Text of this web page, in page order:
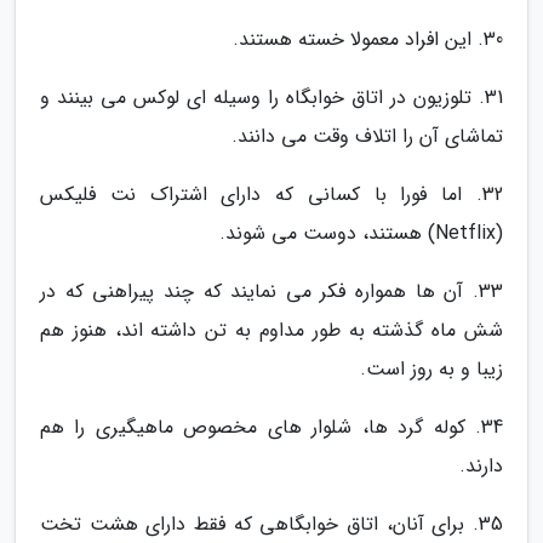
30. این افراد معمولا خسته هستند.
31. تلوزیون در اتاق خوابگاه را وسیله ای لوکس می بینند و
تماشای آن را اتلاف وقت می دانند.
32. اما فورا با کسانی که دارای اشتراک نت فلیکس
(Netflix) هستند، دوست می شوند.
33. آن ها همواره فکر می نمایند که چند پیراهنی که در
شش ماه گذشته به طور مداوم به تن داشته اند، هنوز هم
زیبا و به روز است.
34. کوله گرد ها، شلوار های مخصوص ماهیگیری را هم
دارند.
35. برای آنان، اتاق خوابگاهی که فقط دارای هشت تخت